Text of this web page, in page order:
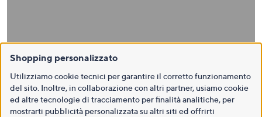
Shopping personalizzato
Utilizziamo cookie tecnici per garantire il corretto funzionamento
del sito. Inoltre, in collaborazione con altri partner, usiamo cookie
ed altre tecnologie di tracciamento per finalità analitiche, per
mostrarti pubblicità personalizzata su altri siti ed offrirti